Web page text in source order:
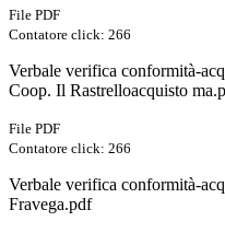
File PDF
Contatore click: 266
Verbale verifica conformità-
Coop. Il Rastrelloacquisto
File PDF
Contatore click: 266
Verbale verifica conformità-
Fravega.pdf